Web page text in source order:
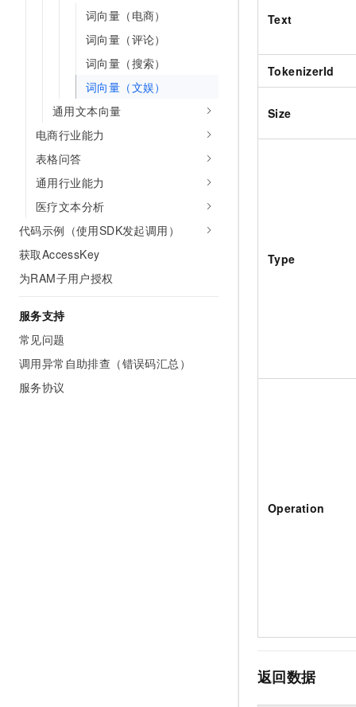
词向量（电商）
词向量（评论）
词向量（搜索）
词向量（文娱）
通用文本向量
电商行业能力
表格问答
通用行业能力
医疗文本分析
代码示例（使用SDK发起调用）
获取AccessKey
为RAM子用户授权
服务支持
常见问题
调用异常自助排查（错误码汇总）
服务协议
Text
TokenizerId
Size
Type
Operation
返回数据